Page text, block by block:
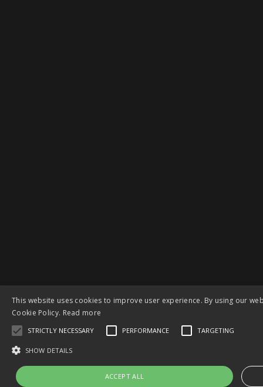
This website uses cookies to improve user experience. By using our
Cookie Policy. Read more
STRICTLY NECESSARY PERFORMANCE TARGETING
SHOW DETAILS
ACCEPT ALL